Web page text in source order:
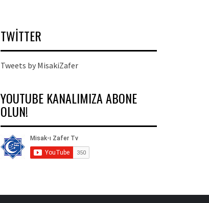
TWITTER
Tweets by MisakiZafer
YOUTUBE KANALIMIZA ABONE
OLUN!